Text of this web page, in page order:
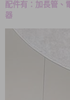
配件有：加長管、
器